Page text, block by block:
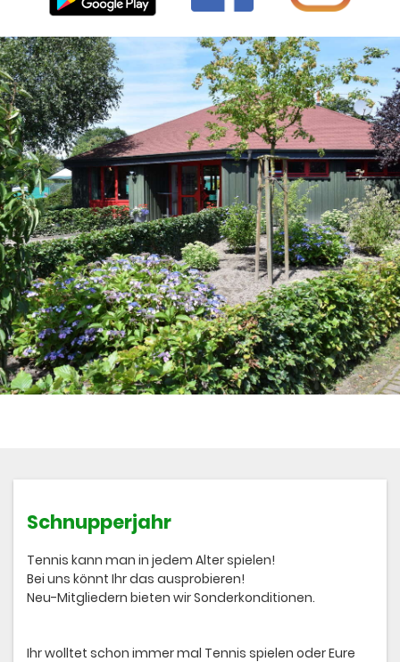
Schnupperjahr
Tennis kann man in jedem Alter spielen!
Bei uns könnt Ihr das ausprobieren!
Neu-Mitgliedern bieten wir Sonderkonditionen.
Ihr wolltet schon immer mal Tennis spielen oder Eure